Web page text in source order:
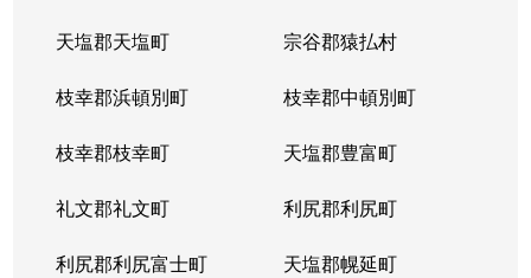
天塩郡天塩町 宗谷郡猿払村
枝幸郡浜頓別町 枝幸郡中頓別町
枝幸郡枝幸町 天塩郡豊富町
礼文郡礼文町 利尻郡利尻町
利尻郡利尻富士町 天塩郡幌延町